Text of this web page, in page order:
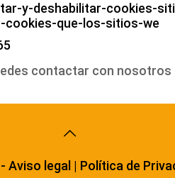
y-deshabilitar-cookies-
cookies-que-los-sitios-we
contactar con nosotros
-Aviso legal | Política de